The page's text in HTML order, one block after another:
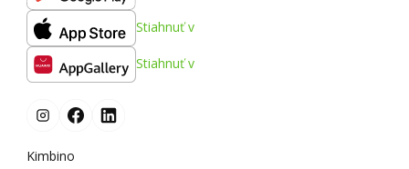
Stiahnuť v
Stiahnuť v
Kimbino